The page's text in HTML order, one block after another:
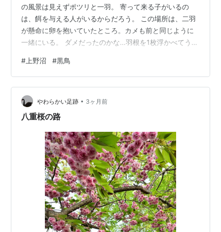
の風景は見えずポツリと一羽。 寄って来る子がいるの
は、餌を与える人がいるからだろう。 この場所は、二羽
が懸命に卵を抱いていたところ。カメも前と同じように
一緒にいる。 ダメだったのかな…羽根を1枚浮かべてうず
キング ← ランキングに参加しています。ポチッと応援お
願いします。 にほんブログ村← 村にもポチッと応援お願
いします。
# 上野沼 #黒鳥
やわらかい足跡 • 3ヶ月前
八重桜の路